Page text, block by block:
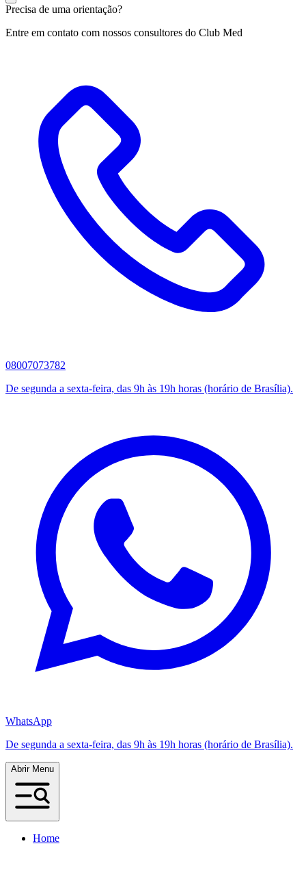
Precisa de uma orientação?
Entre em contato com nossos consultores do Club Med
08007073782
De segunda a sexta-feira, das 9h às 19h horas (horário de Brasília).
WhatsApp
De segunda a sexta-feira, das 9h às 19h horas (horário de Brasília).
Abrir Menu
Home